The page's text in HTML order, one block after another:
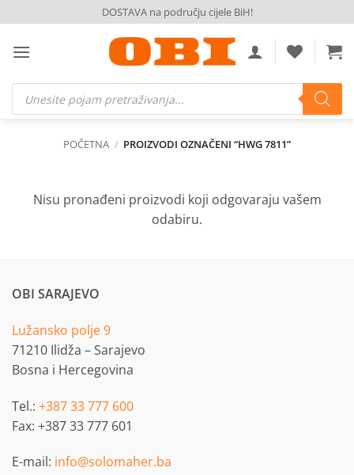
to
content
DOSTAVA na području cijele BiH!
Products
search
POČETNA / PROIZVODI OZNAČENI “HWG 7811”
Nisu pronađeni proizvodi koji odgovaraju vašem
odabiru.
OBI SARAJEVO
Lužansko polje 9
71210 Ilidža – Sarajevo
Bosna i Hercegovina
Tel.: +387 33 777 600
Fax: +387 33 777 601
E-mail: info@solomaher.ba